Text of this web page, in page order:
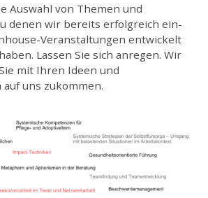
Auswahl von Themen und
denen wir bereits erfolgreich ein-
Veranstaltungen entwickelt
Lassen Sie sich anregen. Wir
mit Ihren Ideen und
uns zukommen.